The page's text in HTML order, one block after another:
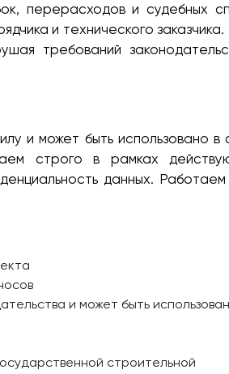
перерасходов и судебных
и технического
требований
и может быть использовано в
строго в рамках
данных.
и может быть
строительной